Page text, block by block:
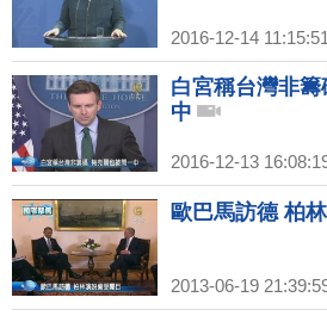
2016-12-14 11:15:51
白宮稱台灣非
中
2016-12-13
歐巴馬訪德 柏
2013-06-19